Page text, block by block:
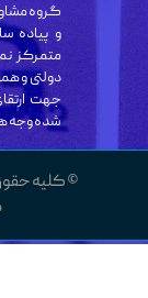
© کلیه
گروه
و پیاده
متمرکز
دولتی و
جهت
شده وجه